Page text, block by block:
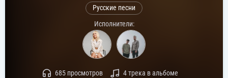
Русские песни
Исполнители:
685 просмотров
4 трека в альбоме